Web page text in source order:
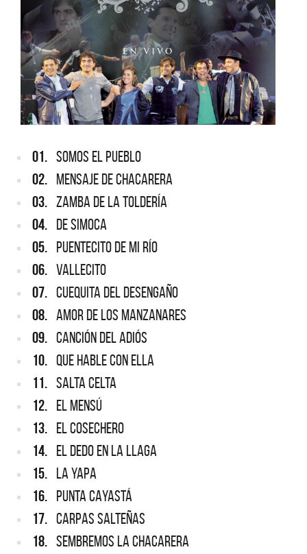
01. SOMOS EL PUEBLO
02. MENSAJE DE CHACARERA
03. ZAMBA DE LA TOLDERÍA
04. DE SIMOCA
05. PUENTECITO DE MI RÍO
06. VALLECITO
07. CUEQUITA DEL DESENGAÑO
08. AMOR DE LOS MANZANARES
09. CANCIÓN DEL ADIÓS
10. QUE HABLE CON ELLA
11. SALTA CELTA
12. EL MENSÚ
13. EL COSECHERO
14. EL DEDO EN LA LLAGA
15. LA YAPA
16. PUNTA CAYASTÁ
17. CARPAS SALTEÑAS
18. SEMBREMOS LA CHACARERA